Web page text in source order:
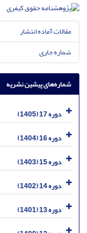
مقالات آماده انتشار
شماره جاری
شماره‌های پیشین نشریه
دوره 17 (1405)
دوره 16 (1404)
دوره 15 (1403)
دوره 14 (1402)
دوره 13 (1401)